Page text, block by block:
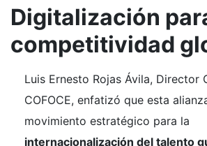
Digitalización
competitividad
Luis Ernesto Rojas Ávila, Director
COFOCE, enfatizó que esta
movimiento estratégico para la
internacionalización del talento